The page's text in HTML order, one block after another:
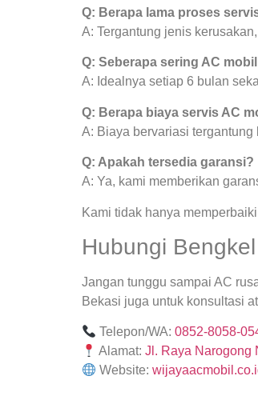
Q: Berapa lama proses
A: Tergantung jenis
Q: Seberapa sering AC
A: Idealnya setiap 6 bulan
Q: Berapa biaya servis AC
A: Biaya bervariasi
Q: Apakah tersedia garansi?
A: Ya, kami memberikan
Kami tidak hanya
Hubungi
Jangan tunggu sampai AC
Bekasi juga untuk konsultasi
Telepon/WA:0852-8058-
Alamat:Jl. Raya Narogong
Website: